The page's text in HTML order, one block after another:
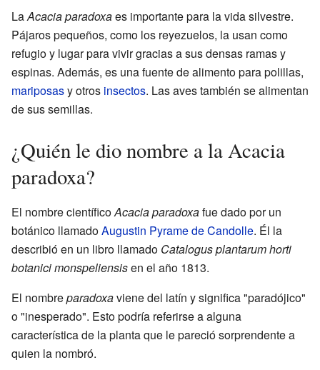
LaAcacia paradoxaes importante para la vida silvestre.
Pájaros pequeños, como los reyezuelos, la usan como
refugio y lugar para vivir gracias a sus densas ramas y
espinas. Además, es una fuente de alimento para polillas,
mariposasy otros insectos. Las aves también se alimentan
de sus semillas.
¿Quién le dio nombre a la Acacia
paradoxa?
El nombre científicoAcacia paradoxafue dado por un
botánico llamadoAugustin Pyrame de Candolle. Él la
describió en un libro llamado Catalogus plantarum horti
botanici monspeliensisen el año 1813.
El nombreparadoxaviene del latín y significa "paradójico"
o "inesperado". Esto podría referirse a alguna
característica de la planta que le pareció sorprendente a
quien la nombró.